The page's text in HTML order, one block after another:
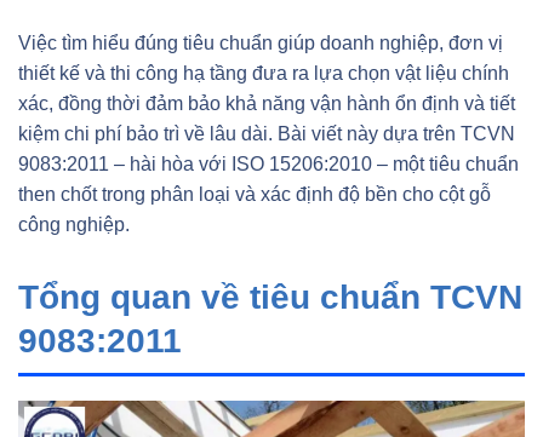
Việc tìm hiểu đúng tiêu chuẩn giúp doanh nghiệp, đơn vị
thiết kế và thi công hạ tầng đưa ra lựa chọn vật liệu chính
xác, đồng thời đảm bảo khả năng vận hành ổn định và tiết
kiệm chi phí bảo trì về lâu dài. Bài viết này dựa trên TCVN
9083:2011 – hài hòa với ISO 15206:2010 – một tiêu chuẩn
then chốt trong phân loại và xác định độ bền cho cột gỗ
công nghiệp.
Tổng quan về tiêu chuẩn TCVN
9083:2011